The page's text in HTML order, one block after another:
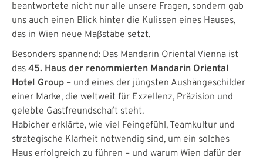
beantwortete nicht nur alle unsere Fragen, sondern gab
uns auch einen Blick hinter die Kulissen eines Hauses,
das in Wien neue Maßstäbe setzt.
Besonders spannend: Das Mandarin Oriental Vienna ist
das 45. Haus der renommierten Mandarin Oriental
Hotel Group – und eines der jüngsten Aushängeschilder
einer Marke, die weltweit für Exzellenz, Präzision und
gelebte Gastfreundschaft steht.
Habicher erklärte, wie viel Feingefühl, Teamkultur und
strategische Klarheit notwendig sind, um ein solches
Haus erfolgreich zu führen – und warum Wien dafür der